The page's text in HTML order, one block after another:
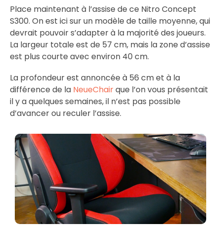
Place maintenant à l’assise de ce Nitro Concept
S300. On est ici sur un modèle de taille moyenne, qui
devrait pouvoir s’adapter à la majorité des joueurs.
La largeur totale est de 57 cm, mais la zone d’assise
est plus courte avec environ 40 cm.
La profondeur est annoncée à 56 cm et à la
différence de la NeueChairque l’on vous présentait
il y a quelques semaines, il n’est pas possible
d’avancer ou reculer l’assise.